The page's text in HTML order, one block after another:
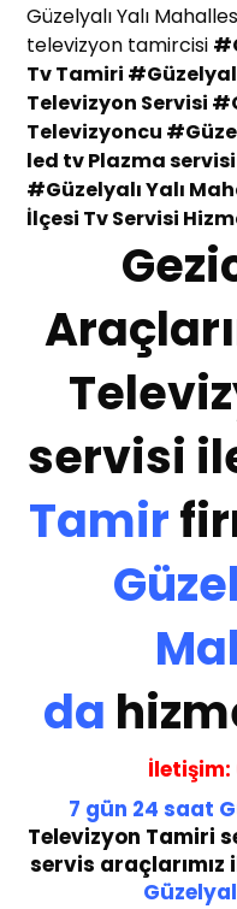
Güzelyalı Yalı
televizyon tamircisi
Tv Tamiri
Televizyon Servisi
Televizyoncu
led tv Plazma
#Güzelyalı Yalı
İlçesi Tv Servisi
servisi
Tamir
da
İletişim:
7 gün 24 saat
Televizyon Tamiri
servis